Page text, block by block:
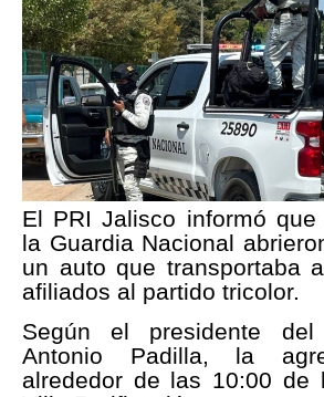
El PRI Jalisco informó que
la Guardia Nacional
un auto que transportaba
afiliados al partido tricolor.
Según el presidente del
Antonio Padilla, la
alrededor de las 10:00 de